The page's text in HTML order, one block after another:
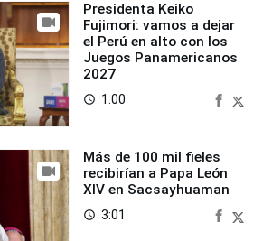
Presidenta Keiko
Fujimori: vamos a dejar
el Perú en alto con los
Juegos Panamericanos
2027
access_time 1:00
Más de 100 mil fieles
recibirían a Papa León
XIV en Sacsayhuaman
access_time 3:01